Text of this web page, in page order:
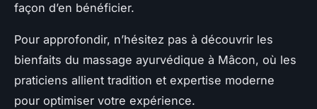
façon d’en bénéficier.
Pour approfondir, n’hésitez pas à découvrir les
bienfaits du massage ayurvédique à Mâcon, où les
praticiens allient tradition et expertise moderne
pour optimiser votre expérience.